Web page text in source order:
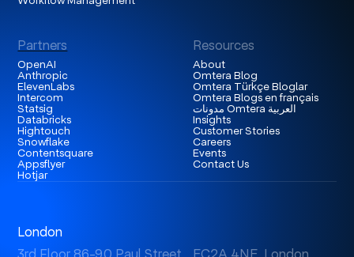
Partners
OpenAI
Anthropic
ElevenLabs
Intercom
Statsig
Databricks
Hightouch
Snowflake
Contentsquare
Appsflyer
Hotjar
Resources
About
Omtera Blog
Omtera Türkçe Bloglar
Omtera Blogs en français
مدونات Omtera العربية
Insights
Customer Stories
Careers
Events
Contact Us
London
3rd Floor 86-90 Paul Street, EC2A 4NE, London,